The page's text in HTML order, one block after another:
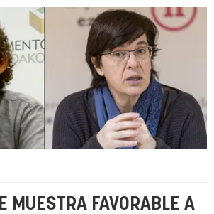
MUESTRA FAVORABLE A